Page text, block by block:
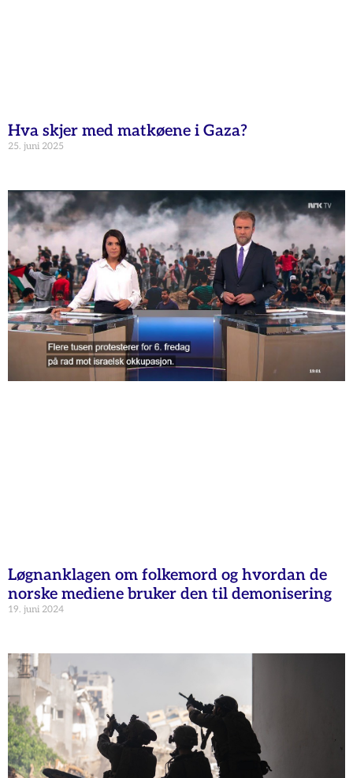
Hva skjer med matkøene i Gaza?
25. juni 2025
Løgnanklagen om folkemord og hvordan de
norske mediene bruker den til demonisering
19. juni 2024